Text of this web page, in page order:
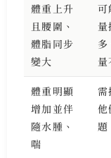
體重上升
且腰圍、
體脂同步
變大
可
量
體重明顯
增加並伴
隨水腫、
喘
需
他
題